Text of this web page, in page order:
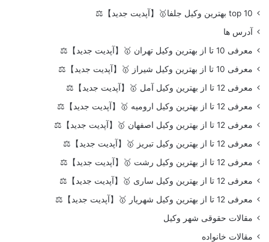
top 10 بهترین وکیل جلفا🥇【آپدیت جدید】⚖️
آدرس ها
معرفی 10 تا از بهترین وکیل تهران 🥇【آپدیت جدید】⚖️
معرفی 10 تا از بهترین وکیل شیراز 🥇【آپدیت جدید】⚖️
معرفی 12 تا از بهترین وکیل آمل 🥇【آپدیت جدید】⚖️
معرفی 12 تا از بهترین وکیل ارومیه 🥇【آپدیت جدید】⚖️
معرفی 12 تا از بهترین وکیل اصفهان 🥇【آپدیت جدید】⚖️
معرفی 12 تا از بهترین وکیل تبریز 🥇【آپدیت جدید】⚖️
معرفی 12 تا از بهترین وکیل رشت 🥇【آپدیت جدید】⚖️
معرفی 12 تا از بهترین وکیل ساری 🥇【آپدیت جدید】⚖️
معرفی 12 تا از بهترین وکیل شهریار 🥇【آپدیت جدید】⚖️
مقالات حقوقی شهر وکیل
مقالات خانواده